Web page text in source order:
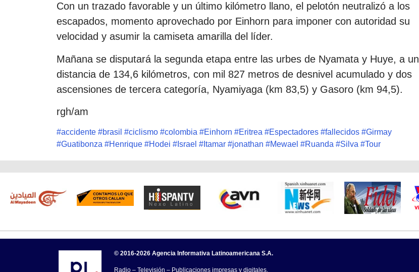
Con un trazado favorable y un último kilómetro llano, el pelotón neutralizó a los
escapados, momento aprovechado por Einhorn para imponer con autoridad su
velocidad y asumir la camiseta amarilla del líder.
Mañana se disputará la segunda etapa entre las urbes de Nyamata y Huye, a
distancia de 134,6 kilómetros, con mil 827 metros de desnivel acumulado y dos
ascensiones de tercera categoría, Nyamiyaga (km 83,5) y Gasoro (km 94,5).
rgh/am
#accidente #brasil #ciclismo #colombia #Einhorn #Eritrea #Espectadores #fallecidos #Girmay
#Guatibonza #Henrique #Hodei # Israel # Itamar #jonathan #Mewael #Ruanda #Silva #Tour
© 2016-2026 Agencia Informativa Latinoamericana S.A.
Radio – Televisión – Publicaciones impresas y digitales.